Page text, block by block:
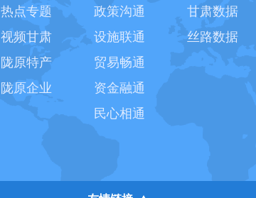
热点专题
视频甘肃
陇原特产
陇原企业
政策沟通
设施联通
贸易畅通
资金融通
民心相通
甘肃数据
丝路数据